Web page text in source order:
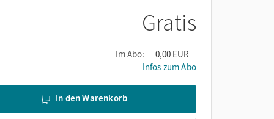
Gratis
Im Abo:
0,00 EUR
Infos zum Abo
In den Warenkorb